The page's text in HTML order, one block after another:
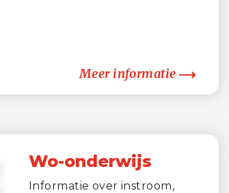
Meer informatie
Wo-onderwijs
Informatie over instroom,